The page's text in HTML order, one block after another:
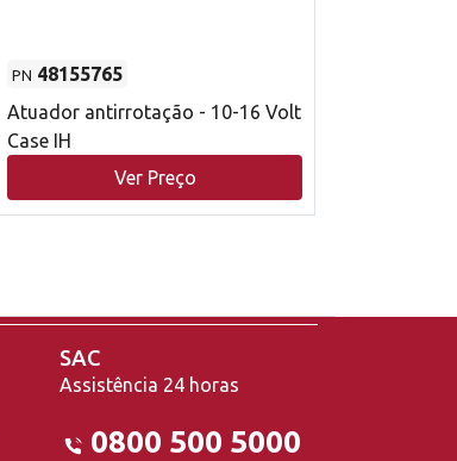
PN 48155765
Atuador antirrotação - 10-16 Volt
Case IH
Ver Preço
SAC
Assistência 24 horas
0800 500 5000